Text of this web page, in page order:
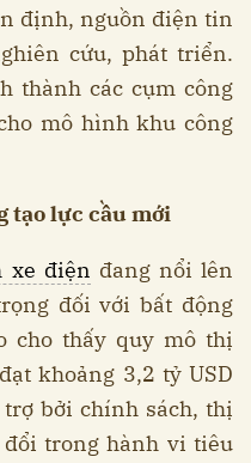
định, nguồn điện tin
cứu, phát triển.
thành các cụm công
mô hình khu công
tạo lực cầu mới
xe điện đang nổi lên
đối với bất động
cho thấy quy mô thị
khoảng 3,2 tỷ USD
bởi chính sách, thị
trong hành vi tiêu